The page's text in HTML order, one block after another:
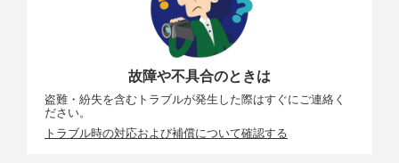
故障や不具合のときは
盗難・紛失を含むトラブルが発生した際はすぐにご連絡く
ださい。
トラブル時の対応および補償について確認する